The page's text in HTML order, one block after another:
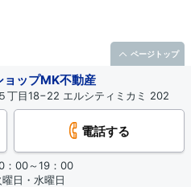
ップMK不動産
丁目18−22 エルシティミカミ 202
電話する
：00～19：00
曜日・水曜日
ページトップ